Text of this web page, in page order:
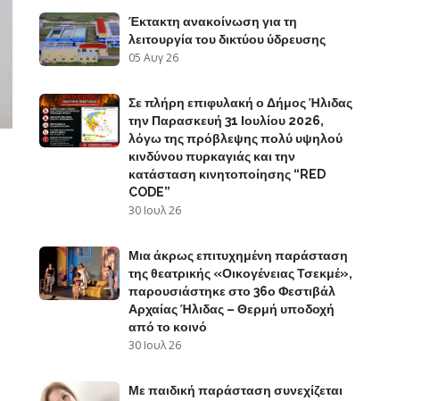
Έκτακτη ανακοίνωση για τη
λειτουργία του δικτύου ύδρευσης
05 Αυγ 26
Σε πλήρη επιφυλακή ο Δήμος Ήλιδας
την Παρασκευή 31 Ιουλίου 2026,
λόγω της πρόβλεψης πολύ υψηλού
κινδύνου πυρκαγιάς και την
κατάσταση κινητοποίησης “RED
CODE”
30 Ιουλ 26
Μια άκρως επιτυχημένη παράσταση
της θεατρικής «Οικογένειας Τσεκμέ»,
παρουσιάστηκε στο 36ο Φεστιβάλ
Αρχαίας Ήλιδας – Θερμή υποδοχή
από το κοινό
30 Ιουλ 26
Με παιδική παράσταση συνεχίζεται